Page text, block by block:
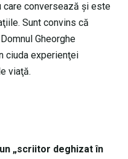
care conversează şi este
Sunt convins că
Gheorghe
ciuda experienţei
viaţă.
„scriitor deghizat în